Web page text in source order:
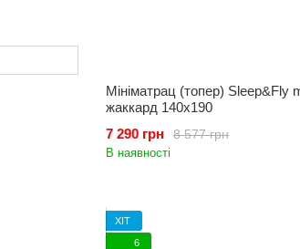
Мініматрац (топер) Sleep&Fly
жаккард 140x190
8 577 грн
7 290 грн
В наявності
ХІТ
6